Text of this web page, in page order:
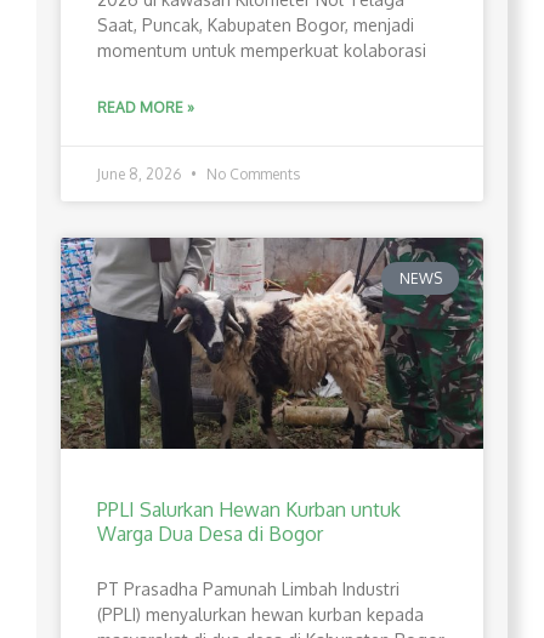
Saat, Puncak, Kabupaten Bogor, menjadi
momentum untuk memperkuat kolaborasi
READ MORE »
June 8, 2026 No Comments
NEWS
PPLI Salurkan Hewan Kurban untuk
Warga Dua Desa di Bogor
PT Prasadha Pamunah Limbah Industri
(PPLI) menyalurkan hewan kurban kepada